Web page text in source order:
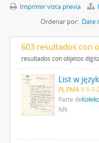
Imprimir vista previa
Ordenar por: Date
603 resultados con
resultados con objetos
PL PMA 1-1-1-
Parte de
NN